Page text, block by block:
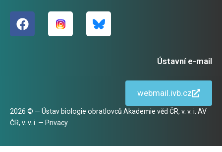
Ústavní e-mail
webmail.ivb.cz
2026 © — Ústav biologie obratlovců Akademie věd ČR, v. v. i. AV
ČR, v. v. i. — Privacy